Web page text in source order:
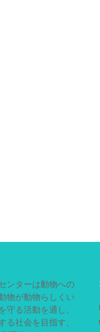
ンターは動物への
物が動物らしくい
守る活動を通し、
る社会を目指す、